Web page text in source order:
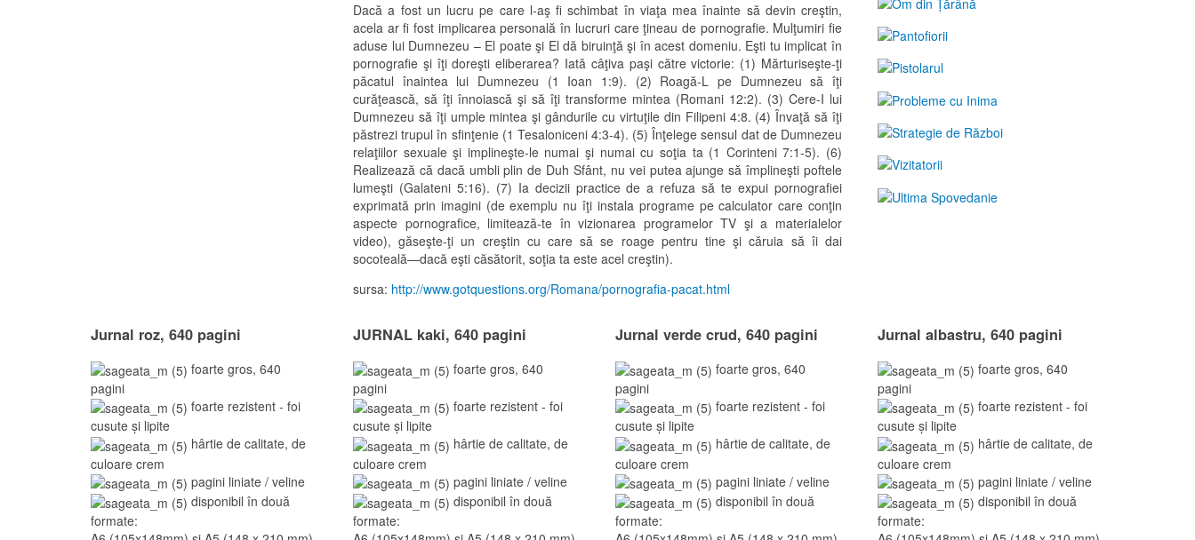
Dacă a fost un lucru pe care l-aş fi schimbat în viaţa mea înainte să devin creştin,
acela ar fi fost implicarea personală în lucruri care ţineau de pornografie. Mulţumiri fie
aduse lui Dumnezeu – El poate şi El dă biruinţă şi în acest domeniu. Eşti tu implicat în
pornografie şi îţi doreşti eliberarea? Iată câţiva paşi către victorie: (1) Mărturiseşte-ţi
păcatul înaintea lui Dumnezeu (1 Ioan 1:9). (2) Roagă-L pe Dumnezeu să îţi
curăţească, să îţi înnoiască şi să îţi transforme mintea (Romani 12:2). (3) Cere-I lui
Dumnezeu să îţi umple mintea şi gândurile cu virtuţile din Filipeni 4:8. (4) Învaţă să îţi
păstrezi trupul în sfinţenie (1 Tesaloniceni 4:3-4). (5) Înţelege sensul dat de Dumnezeu
relaţiilor sexuale şi implineşte-le numai şi numai cu soţia ta (1 Corinteni 7:1-5). (6)
Realizează că dacă umbli plin de Duh Sfânt, nu vei putea ajunge să împlineşti poftele
lumeşti (Galateni 5:16). (7) Ia decizii practice de a refuza să te expui pornografiei
exprimată prin imagini (de exemplu nu îţi instala programe pe calculator care conţin
aspecte pornografice, limitează-te în vizionarea programelor TV şi a materialelor
video), găseşte-ţi un creştin cu care să se roage pentru tine şi căruia să îi dai
socoteală—dacă eşti căsătorit, soţia ta este acel creştin).
sursa: http://www.gotquestions.org/Romana/pornografia-pacat.html
Jurnal roz, 640 pagini
foarte gros, 640
pagini
foarte rezistent - foi
cusute și lipite
hârtie de calitate, de
culoare crem
pagini liniate / veline
disponibil în două
formate:
JURNAL kaki, 640 pagini
foarte gros, 640
pagini
foarte rezistent - foi
cusute și lipite
hârtie de calitate, de
culoare crem
pagini liniate / veline
disponibil în două
formate:
Jurnal verde crud, 640 pagini
foarte gros, 640
pagini
foarte rezistent - foi
cusute și lipite
hârtie de calitate, de
culoare crem
pagini liniate / veline
disponibil în două
formate:
Jurnal albastru, 640 pagini
foarte gros, 640
pagini
foarte rezistent - foi
cusute și lipite
hârtie de calitate, de
culoare crem
pagini liniate / veline
disponibil în două
formate: